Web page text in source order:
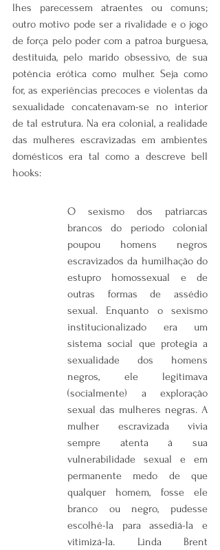
lhes parecessem atraentes ou comuns;
outro motivo pode ser a rivalidade e o jogo
de força pelo poder com a patroa burguesa,
destituída, pelo marido obsessivo, de sua
potência erótica como mulher. Seja como
for, as experiências precoces e violentas da
sexualidade concatenavam-se no interior
de tal estrutura. Na era colonial, a realidade
das mulheres escravizadas em ambientes
domésticos era tal como a descreve bell
hooks:
O sexismo dos patriarcas
brancos do período colonial
poupou homens negros
escravizados da humilhação do
estupro homossexual e de
outras formas de assédio
sexual. Enquanto o sexismo
institucionalizado era um
sistema social que protegia a
sexualidade dos homens
negros, ele legitimava
(socialmente) a exploração
sexual das mulheres negras. A
mulher escravizada vivia
sempre atenta à sua
vulnerabilidade sexual e em
permanente medo de que
qualquer homem, fosse ele
branco ou negro, pudesse
escolhê-la para assediá-la e
vitimizá-la. Linda Brent